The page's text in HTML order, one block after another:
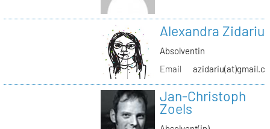
Alexandra Zidariu
Absolventin
Email
Jan-Christoph
Zoels